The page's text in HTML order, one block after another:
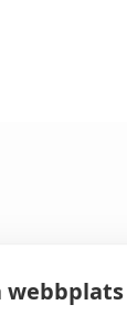
webbplats